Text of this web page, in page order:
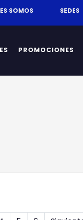
SOMOS SEDES
PROMOCIONES